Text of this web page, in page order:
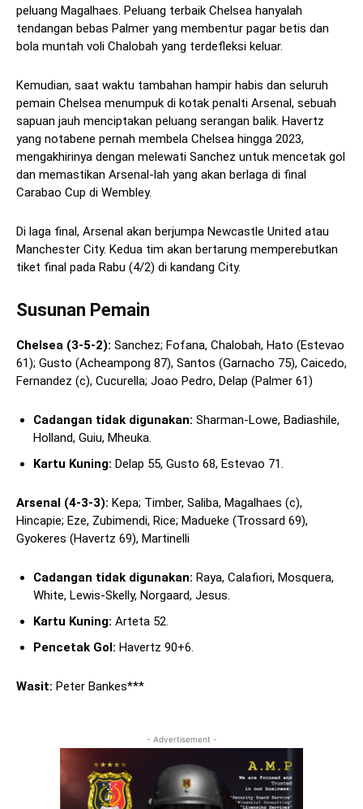
peluang Magalhaes. Peluang terbaik Chelsea hanyalah
tendangan bebas Palmer yang membentur pagar betis dan
bola muntah voli Chalobah yang terdefleksi keluar.
Kemudian, saat waktu tambahan hampir habis dan seluruh
pemain Chelsea menumpuk di kotak penalti Arsenal, sebuah
sapuan jauh menciptakan peluang serangan balik. Havertz
yang notabene pernah membela Chelsea hingga 2023,
mengakhirinya dengan melewati Sanchez untuk mencetak gol
dan memastikan Arsenal-lah yang akan berlaga di final
Carabao Cup di Wembley.
Di laga final, Arsenal akan berjumpa Newcastle United atau
Manchester City. Kedua tim akan bertarung memperebutkan
tiket final pada Rabu (4/2) di kandang City.
Susunan Pemain
Chelsea (3-5-2): Sanchez; Fofana, Chalobah, Hato (Estevao
61); Gusto (Acheampong 87), Santos (Garnacho 75), Caicedo,
Fernandez (c), Cucurella; Joao Pedro, Delap (Palmer 61)
Cadangan tidak digunakan: Sharman-Lowe, Badiashile,
Holland, Guiu, Mheuka.
Kartu Kuning: Delap 55, Gusto 68, Estevao 71.
Arsenal (4-3-3): Kepa; Timber, Saliba, Magalhaes (c),
Hincapie; Eze, Zubimendi, Rice; Madueke (Trossard 69),
Gyokeres (Havertz 69), Martinelli
Cadangan tidak digunakan: Raya, Calafiori, Mosquera,
White, Lewis-Skelly, Norgaard, Jesus.
Kartu Kuning: Arteta 52.
Pencetak Gol: Havertz 90+6.
Wasit: Peter Bankes***
- Advertisement -